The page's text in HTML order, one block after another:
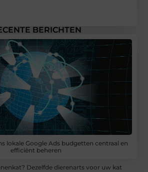
BERICHTEN
lokale Google Ads budgetten centraal en
efficiënt beheren
Dezelfde dierenarts voor uw kat